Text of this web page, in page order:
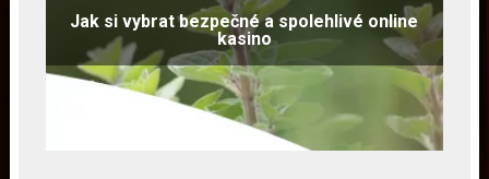
Jak si vybrat bezpečné a spolehlivé online
kasino